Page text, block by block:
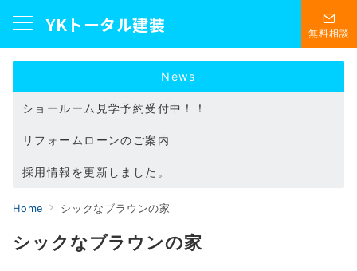
YKトータル建装 無料相談
News
ショールーム見学予約受付中！！
リフォームローンのご案内
採用情報を更新しました。
Home シックなブラウンの家
シックなブラウンの家